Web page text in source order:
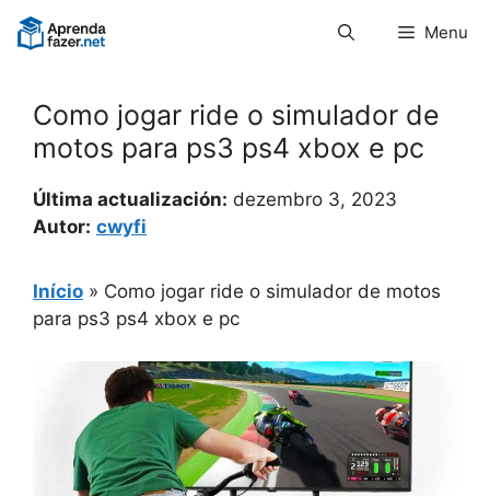
Pular
para
Menu
Como jogar ride o simulador de
motos para ps3 ps4 xbox e pc
Última actualización: dezembro 3, 2023
Autor: cwyfi
Início » Como jogar ride o simulador de motos
para ps3 ps4 xbox e pc